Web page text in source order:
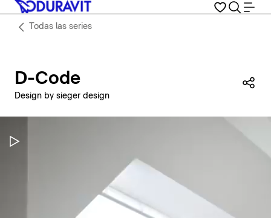
Todas las series
D-Code
Design by sieger design
Pausar vídeo